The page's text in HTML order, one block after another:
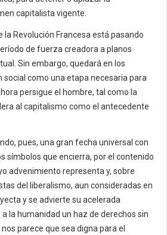
capitalista vigente.
la Revolución Francesa está pasando
de fuerza creadora a planos
Sin embargo, quedará en los
social como una etapa necesaria para
persigue el hombre, tal como la
al capitalismo como el antecedente
pues, una gran fecha universal con
símbolos que encierra, por el contenido
advenimiento representa y, sobre
del liberalismo, aun consideradas en
y se advierte su acelerada
la humanidad un haz de derechos sin
parece que sea digna para el